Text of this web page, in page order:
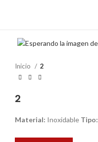
Inicio 2
2
Material: Inoxidable Tipo: